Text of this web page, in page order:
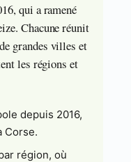
qui a ramené
Chacune réunit
grandes villes et
les régions et
depuis 2016,
Corse.
région, où